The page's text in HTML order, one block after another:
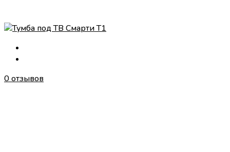
0 отзывов